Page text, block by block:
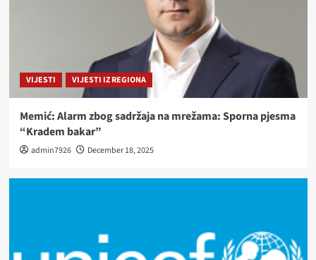
VIJESTI VIJESTI IZ REGIONA
Memić: Alarm zbog sadržaja na mrežama: Sporna pjesma
“Kradem bakar”
admin7926 December 18, 2025